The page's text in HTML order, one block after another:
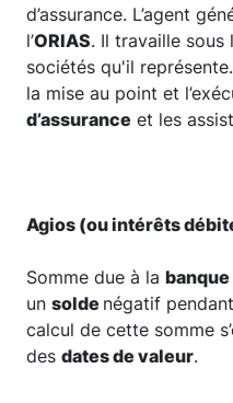
d’assurance. L’agent
l’ORIAS. Il travaille sous
sociétés qu'il
la mise au point et
d’assurance et les
Agios (ou intérêts
Somme due à la banque
un solde négatif
calcul de cette somme
des dates de valeur.